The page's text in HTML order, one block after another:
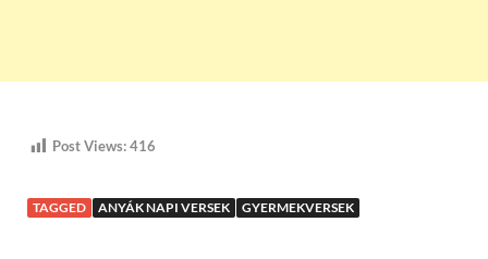
Post Views:416
TAGGED ANYÁK NAPI VERSEK GYERMEKVERSEK